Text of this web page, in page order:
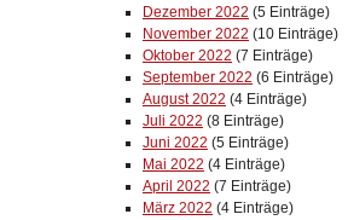
Dezember 2022 (5 Einträge)
November 2022 (10 Einträge)
Oktober 2022 (7 Einträge)
September 2022 (6 Einträge)
August 2022 (4 Einträge)
Juli 2022 (8 Einträge)
Juni 2022 (5 Einträge)
Mai 2022 (4 Einträge)
April 2022 (7 Einträge)
März 2022 (4 Einträge)